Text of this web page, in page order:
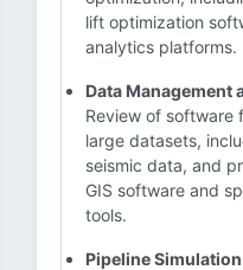
lift optimization
analytics platforms.
Data Management
Review of software
large datasets,
seismic data, and
GIS software and
tools.
Pipeline